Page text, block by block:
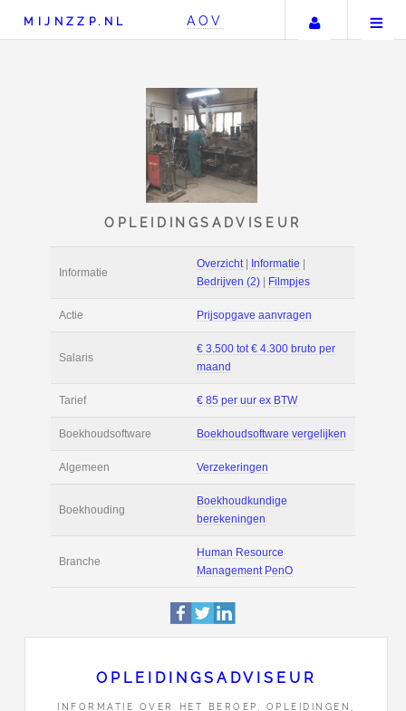
MIJNZZP.NL AOV Uw
Actie Prijsopgave
€ 3.500 tot € 4.300
maand
Tarief € 85 per uur ex
Boekhoudsoftware
OPLEIDINGSADVISEUR
INFORMATIE OVER HET BEROEP, OPLEIDINGEN,